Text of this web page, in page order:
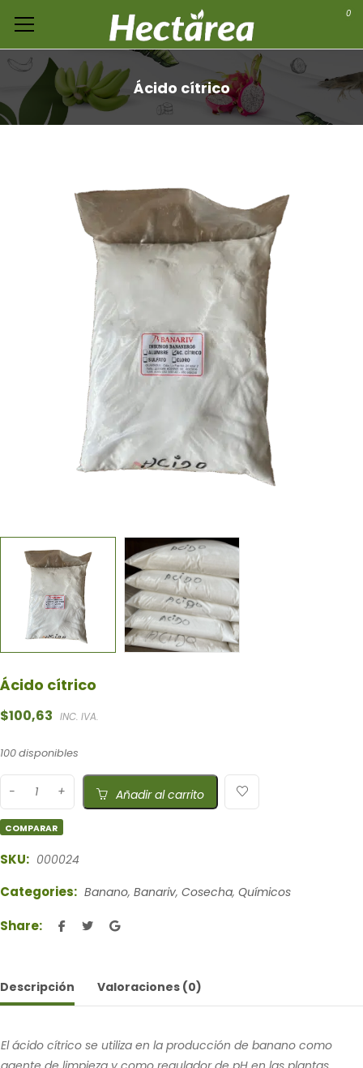
0
Ácido cítrico
Ácido cítrico
$100,63 INC. IVA.
100 disponibles
Añadir al carrito
COMPARAR
SKU: 000024
Categories: Banano, Banariv, Cosecha, Químicos
Share:
Descripción Valoraciones (0)
El ácido cítrico se utiliza en la producción de banano como